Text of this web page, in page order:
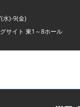
水)-9(金)
サイト 東1～8ホール